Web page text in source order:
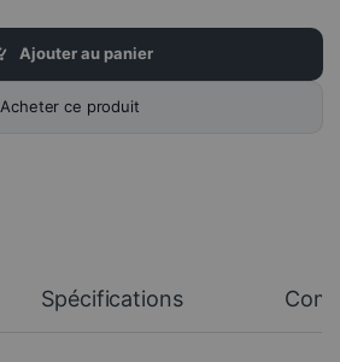
Ajouter au panier
Acheter ce produit
Spécifications